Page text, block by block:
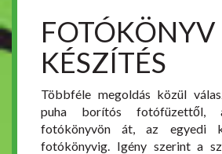
FOTÓKÖNYV
KÉSZÍTÉS
Többféle megoldás közül
puha borítós
fotókönyvön át, az egyedi
fotókönyvig. Igény szerint a